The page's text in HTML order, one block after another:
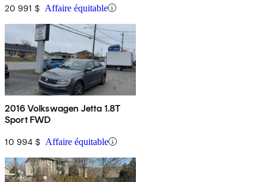
20 991 $ Affaire équitable
2016 Volkswagen Jetta 1.8T
Sport FWD
10 994 $ Affaire équitable